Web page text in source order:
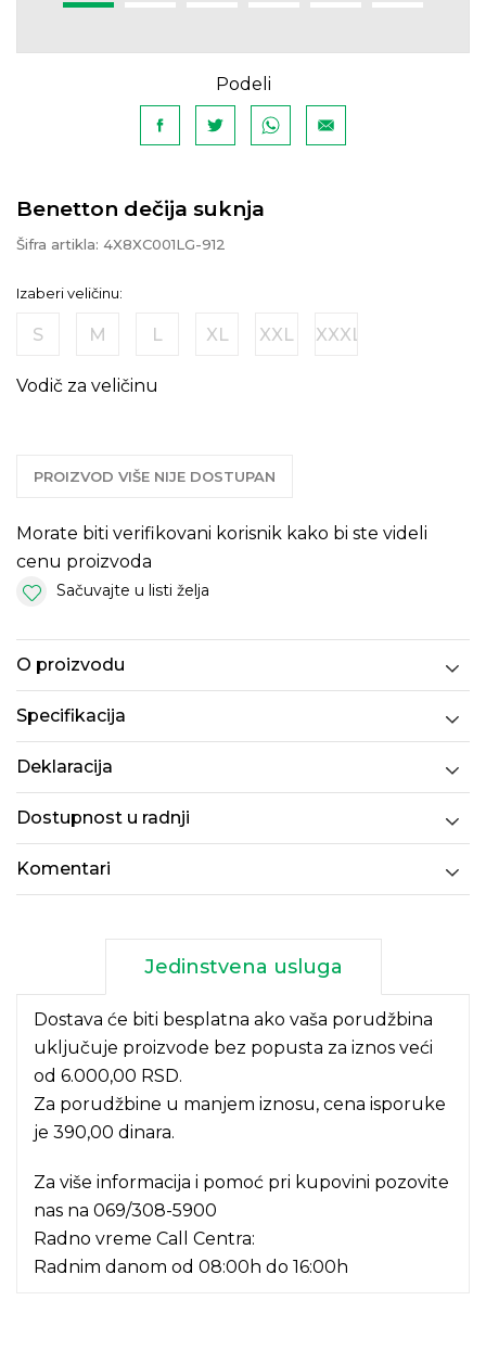
Podeli
Benetton dečija suknja
Šifra artikla: 4X8XC001LG-912
Izaberi veličinu:
S M L XL XXL XXXL
Vodič za veličinu
PROIZVOD VIŠE NIJE DOSTUPAN
Morate biti verifikovani korisnik kako bi ste videli
cenu proizvoda
Sačuvajte u listi želja
O proizvodu
Specifikacija
Deklaracija
Dostupnost u radnji
Komentari
Jedinstvena usluga
Dostava će biti besplatna ako vaša porudžbina
uključuje proizvode bez popusta za iznos veći
od 6.000,00 RSD.
Za porudžbine u manjem iznosu, cena isporuke
je 390,00 dinara.
Za više informacija i pomoć pri kupovini pozovite
nas na 069/308-5900
Radno vreme Call Centra:
Radnim danom od 08:00h do 16:00h